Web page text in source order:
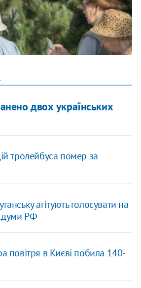
двох українських
тролейбуса помер за
агітують голосувати на
РФ
повітря в Києві побила 140-